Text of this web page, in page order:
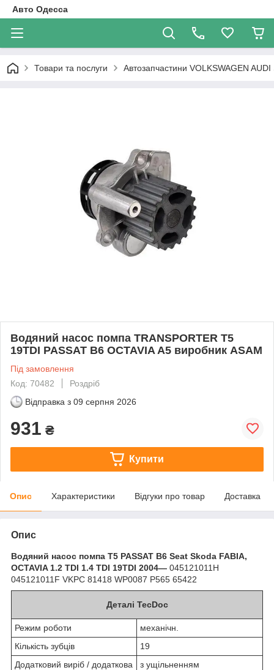
Авто Одесса
Товари та послуги Автозапчастини VOLKSWAGEN AUDI
Водяний насос помпа TRANSPORTER T5
19TDI PASSAT B6 OCTAVIA A5 виробник ASAM
Під замовлення
Код: 70482
Роздріб
Відправка з 09 серпня 2026
931 ₴
Купити
Опис Характеристики Відгуки про товар Доставка
Опис
Водяний насос помпа T5 PASSAT B6 Seat Skoda FABIA,
OCTAVIA 1.2 TDI 1.4 TDI 19TDI 2004— 045121011H
045121011F VKPC 81418 WP0087 P565 65422
Деталі TecDoc
Режим роботи
механічн.
Кількість зубців
19
Додатковий виріб / додаткова
з ущільненням